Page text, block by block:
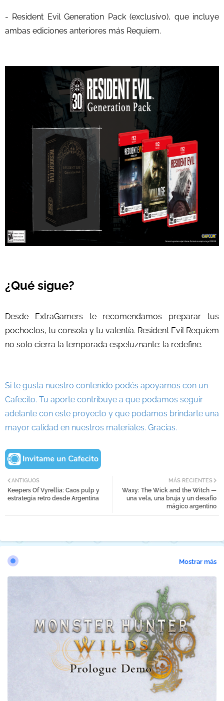
- Resident Evil Generation Pack (exclusivo), que incluye
ambas ediciones anteriores más Requiem.
¿Qué sigue?
Desde ExtraGamers te recomendamos preparar tus
pochoclos, tu consola y tu valentía. Resident Evil Requiem
no solo cierra la temporada espeluznante: la redefine.
Si te gusta nuestro contenido podés apoyarnos con un
Cafecito. Tu aporte contribuye a que podamos seguir
adelante con este proyecto y que podamos brindarte una
mayor calidad en nuestros materiales. Gracias.
MÁS RECIENTES
Waxy: The Wick and the Witch —
una vela, una bruja y un desafío
mágico argentino
ANTIGUOS
Keepers Of Vyrellia: Caos pulp y
estrategia retro desde Argentina
Mostrar más